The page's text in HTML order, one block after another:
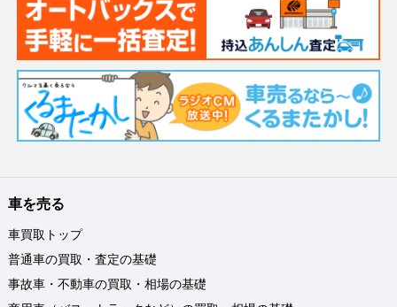
車を売る
車買取トップ
普通車の買取・査定の基礎
事故車・不動車の買取・相場の基礎